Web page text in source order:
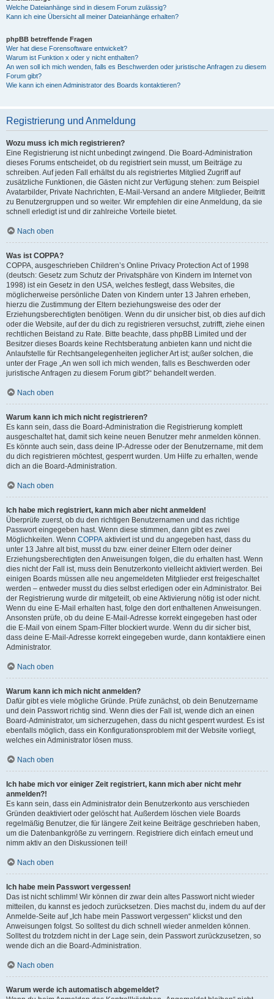
Welche Dateianhänge sind in diesem Forum zulässig?
Kann ich eine Übersicht all meiner Dateianhänge erhalten?
phpBB betreffende Fragen
Wer hat diese Forensoftware entwickelt?
Warum ist Funktion x oder y nicht enthalten?
An wen soll ich mich wenden, falls es Beschwerden oder juristische Anfragen zu diesem
Forum gibt?
Wie kann ich einen Administrator des Boards kontaktieren?
Registrierung und Anmeldung
Wozu muss ich mich registrieren?
Eine Registrierung ist nicht unbedingt zwingend. Die Board-Administration
dieses Forums entscheidet, ob du registriert sein musst, um Beiträge zu
schreiben. Auf jeden Fall erhältst du als registriertes Mitglied Zugriff auf
zusätzliche Funktionen, die Gästen nicht zur Verfügung stehen: zum Beispiel
Avatarbilder, Private Nachrichten, E-Mail-Versand an andere Mitglieder, Beitritt
zu Benutzergruppen und so weiter. Wir empfehlen dir eine Anmeldung, da sie
schnell erledigt ist und dir zahlreiche Vorteile bietet.
Nach oben
Was ist COPPA?
COPPA, ausgeschrieben Children’s Online Privacy Protection Act of 1998
(deutsch: Gesetz zum Schutz der Privatsphäre von Kindern im Internet von
1998) ist ein Gesetz in den USA, welches festlegt, dass Websites, die
möglicherweise persönliche Daten von Kindern unter 13 Jahren erheben,
hierzu die Zustimmung der Eltern beziehungsweise des oder der
Erziehungsberechtigten benötigen. Wenn du dir unsicher bist, ob dies auf dich
oder die Website, auf der du dich zu registrieren versuchst, zutrifft, ziehe einen
rechtlichen Beistand zu Rate. Bitte beachte, dass phpBB Limited und der
Besitzer dieses Boards keine Rechtsberatung anbieten kann und nicht die
Anlaufstelle für Rechtsangelegenheiten jeglicher Art ist; außer solchen, die
unter der Frage „An wen soll ich mich wenden, falls es Beschwerden oder
juristische Anfragen zu diesem Forum gibt?“ behandelt werden.
Nach oben
Warum kann ich mich nicht registrieren?
Es kann sein, dass die Board-Administration die Registrierung komplett
ausgeschaltet hat, damit sich keine neuen Benutzer mehr anmelden können.
Es könnte auch sein, dass deine IP-Adresse oder der Benutzername, mit dem
du dich registrieren möchtest, gesperrt wurden. Um Hilfe zu erhalten, wende
dich an die Board-Administration.
Nach oben
Ich habe mich registriert, kann mich aber nicht anmelden!
Überprüfe zuerst, ob du den richtigen Benutzernamen und das richtige
Passwort eingegeben hast. Wenn diese stimmen, dann gibt es zwei
Möglichkeiten. Wenn COPPA aktiviert ist und du angegeben hast, dass du
unter 13 Jahre alt bist, musst du bzw. einer deiner Eltern oder deiner
Erziehungsberechtigten den Anweisungen folgen, die du erhalten hast. Wenn
dies nicht der Fall ist, muss dein Benutzerkonto vielleicht aktiviert werden. Bei
einigen Boards müssen alle neu angemeldeten Mitglieder erst freigeschaltet
werden – entweder musst du dies selbst erledigen oder ein Administrator. Bei
der Registrierung wurde dir mitgeteilt, ob eine Aktivierung nötig ist oder nicht.
Wenn du eine E-Mail erhalten hast, folge den dort enthaltenen Anweisungen.
Ansonsten prüfe, ob du deine E-Mail-Adresse korrekt eingegeben hast oder
die E-Mail von einem Spam-Filter blockiert wurde. Wenn du dir sicher bist,
dass deine E-Mail-Adresse korrekt eingegeben wurde, dann kontaktiere einen
Administrator.
Nach oben
Warum kann ich mich nicht anmelden?
Dafür gibt es viele mögliche Gründe. Prüfe zunächst, ob dein Benutzername
und dein Passwort richtig sind. Wenn dies der Fall ist, wende dich an einen
Board-Administrator, um sicherzugehen, dass du nicht gesperrt wurdest. Es ist
ebenfalls möglich, dass ein Konfigurationsproblem mit der Website vorliegt,
welches ein Administrator lösen muss.
Nach oben
Ich habe mich vor einiger Zeit registriert, kann mich aber nicht mehr
anmelden?!
Es kann sein, dass ein Administrator dein Benutzerkonto aus verschieden
Gründen deaktiviert oder gelöscht hat. Außerdem löschen viele Boards
regelmäßig Benutzer, die für längere Zeit keine Beiträge geschrieben haben,
um die Datenbankgröße zu verringern. Registriere dich einfach erneut und
nimm aktiv an den Diskussionen teil!
Nach oben
Ich habe mein Passwort vergessen!
Das ist nicht schlimm! Wir können dir zwar dein altes Passwort nicht wieder
mitteilen, du kannst es jedoch zurücksetzen. Dies machst du, indem du auf der
Anmelde-Seite auf „Ich habe mein Passwort vergessen“ klickst und den
Anweisungen folgst. So solltest du dich schnell wieder anmelden können.
Solltest du trotzdem nicht in der Lage sein, dein Passwort zurückzusetzen, so
wende dich an die Board-Administration.
Nach oben
Warum werde ich automatisch abgemeldet?